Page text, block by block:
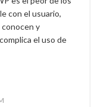
con el usuario,
y
el uso de